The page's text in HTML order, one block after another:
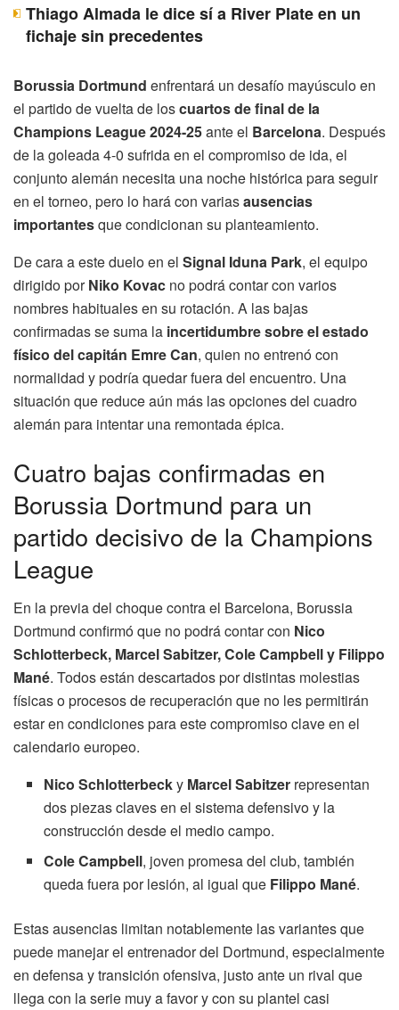
Thiago Almada le dice sí a River Plate en un
fichaje sin precedentes
Borussia Dortmund enfrentará un desafío mayúsculo en
el partido de vuelta de loscuartos de final de la
Champions League 2024-25ante el Barcelona. Después
de la goleada 4-0 sufrida en el compromiso de ida, el
conjunto alemán necesita una noche histórica para seguir
en el torneo, pero lo hará con variasausencias
importantesque condicionan su planteamiento.
De cara a este duelo en el Signal Iduna Park, el equipo
dirigido porNiko Kovac no podrá contar con varios
nombres habituales en su rotación. A las bajas
confirmadas se suma la incertidumbre sobre el estado
físico del capitán Emre Can, quien no entrenó con
normalidad y podría quedar fuera del encuentro. Una
situación que reduce aún más las opciones del cuadro
alemán para intentar una remontada épica.
Cuatro bajas confirmadas en
Borussia Dortmund para un
partido decisivo de la Champions
League
En la previa del choque contra el Barcelona, Borussia
Dortmund confirmó que no podrá contar con Nico
Schlotterbeck, Marcel Sabitzer, Cole Campbell y Filippo
Mané. Todos están descartados por distintas molestias
físicas o procesos de recuperación que no les permitirán
estar en condiciones para este compromiso clave en el
calendario europeo.
Nico Schlotterbecky Marcel Sabitzer representan
dos piezas claves en el sistema defensivo y la
construcción desde el medio campo.
Cole Campbell, joven promesa del club, también
queda fuera por lesión, al igual que Filippo Mané.
Estas ausencias limitan notablemente las variantes que
puede manejar el entrenador del Dortmund, especialmente
en defensa y transición ofensiva, justo ante un rival que
llega con la serie muy a favor y con su plantel casi